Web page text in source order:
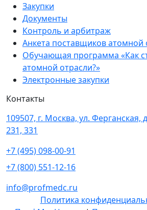
Закупки
Документы
Контроль и арбитраж
Анкета поставщиков атомной
Обучающая программа «Как
атомной отрасли?»
Электронные закупки
Контакты
109507, г. Москва, ул. Ферганская,
231, 331
+7 (495) 098-00-91
+7 (800) 551-12-16
info@profmedc.ru
Политика